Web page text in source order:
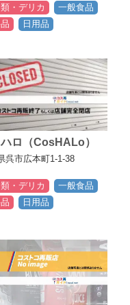
・デリカ
一般食品
日用品
ロ（CosHALo）
呉市広本町1-1-38
・デリカ
一般食品
日用品